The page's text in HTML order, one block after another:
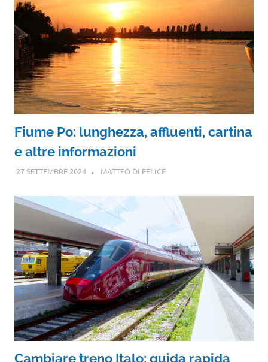
Fiume Po: lunghezza, affluenti, cartina
e altre informazioni
27 SETTEMBRE 2024 MATTEO DI FELICE
Cambiare treno Italo: guida rapida